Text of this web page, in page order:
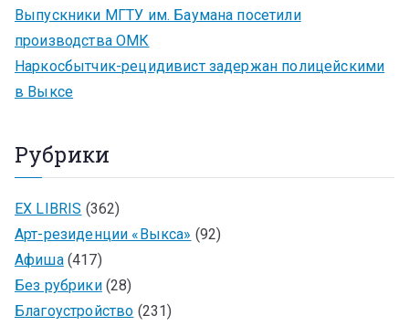
Выпускники МГТУ им. Баумана посетили
производства ОМК
Наркосбытчик-рецидивист задержан полицейскими
в Выксе
Рубрики
EX LIBRIS (362)
Арт-резиденции «Выкса» (92)
Афиша(417)
Без рубрики(28)
Благоустройство (231)